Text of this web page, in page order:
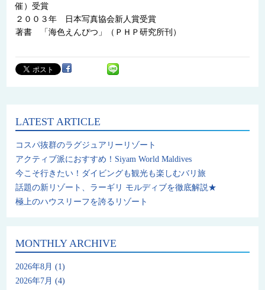
催）受賞
２００３年 日本写真協会新人賞受賞
著書 「海色えんぴつ」（ＰＨＰ研究所刊）
LATEST ARTICLE
コスパ抜群のラグジュアリーリゾート
アクティブ派におすすめ！Siyam World Maldives
今こそ行きたい！ダイビングも観光も楽しむバリ旅
話題の新リゾート、ラーギリ モルディブを徹底解説★
極上のハウスリーフを誇るリゾート
MONTHLY ARCHIVE
2026年8月 (1)
2026年7月 (4)